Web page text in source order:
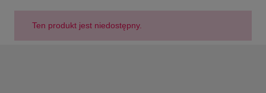
Ten produkt jest niedostępny.